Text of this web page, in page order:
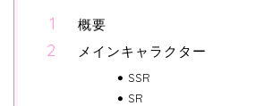
概要
メインキャラクター
SSR
SR